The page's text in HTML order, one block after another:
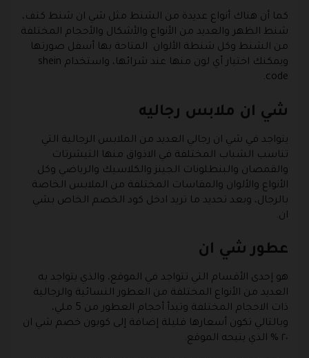
كما أن هناك أنواع عديدة من الشنط مثل شي ان شنط كتف،
شنط الظهر والعديد من الأنواع والأشكال والأحجام المختلفة
من الشنط وكل شنطة الألوان المتاحة بها أسفل صورتها
ويمكنك اختيار أي لون منها عند شرائها، واستخدام shein
code.
شي ان ملابس رجاليه
يتواجد في شي ان رجالي العديد من الملابس الرجالية التي
تناسب الشباب المختلفة في الاذواق منها التيشرتات
والقمصان والبنطلونات الجينز والكلاسيك والرياضي وكل
الأنواع والألوان والمقاسات المختلفة من الملابس الخاصة
بالرجال، وبعد تحديد ما تريد ادخل كود الخصم الخاص بشي
ان.
عطور شي ان
هو إحدى الأقسام التي تتواجد في الموقع، والذي يتواجد به
العديد من الأنواع المختلفة من العطور النسائية والرجالية
ذات الاحجام المختلفة وتبدأ أحجام العطور من 5 ملي،
وبالتالي تكون أسعارها قليلة إضافة إلى كوبون خصم شي ان
٢٠ % الذي يتيحه الموقع.